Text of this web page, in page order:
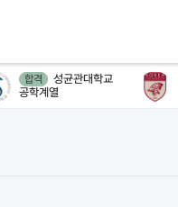
합격
성균관대학교
공학계열